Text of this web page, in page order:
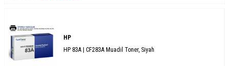
HP
HP 83A | CF283A Muadil Toner, Siyah